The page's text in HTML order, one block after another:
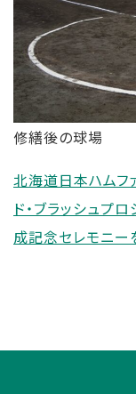
修繕後の球場
北海道日本ハムフ
ド・ブラッシュプ
成記念セレモニー